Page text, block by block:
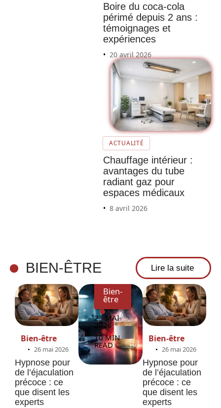
Boire du coca-cola
périmé depuis 2 ans :
témoignages et
expériences
20 avril 2026
ACTUALITÉ
Chauffage intérieur :
avantages du tube
radiant gaz pour
espaces médicaux
8 avril 2026
BIEN-ÊTRE Lire la suite
Bien-être
26 mai 2026
Hypnose pour
de l’éjaculation
précoce : ce
que disent les
experts
sur le
danger
du
Therm
oxyl :
Ce que
vous
savoir
Bien-
être
23 MAI
2026
10 MIN
READ
Bien-être
26 mai 2026
Hypnose pour
de l’éjaculation
précoce : ce
que disent les
experts